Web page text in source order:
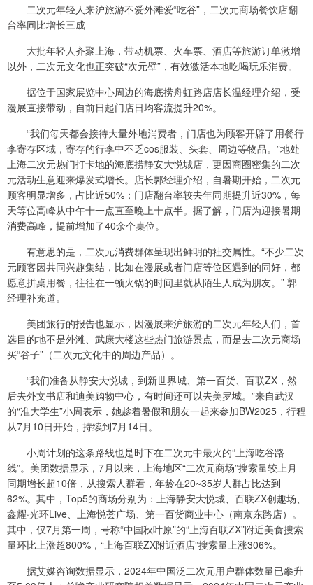
二次元年轻人来沪旅游不爱外滩爱“吃谷”，二次元商场餐饮店翻
台率同比增长三成
大批年轻人齐聚上海，带动机票、火车票、酒店等旅游订单激增
以外，二次元文化也正突破“次元壁”，有效激活本地吃喝玩乐消费。
据位于国家展览中心周边的海底捞舟虹路店店长温经理介绍，受
漫展直接带动，自前日起门店日均客流提升20%。
“我们每天都会接待大量外地消费者，门店也为顾客开辟了用餐行
李寄存区域，寄存的行李中不乏cos服装、头套、周边等物品。”地处
上海二次元热门打卡地的海底捞静安大悦城店，更因商圈密集的二次
元活动生意迎来爆发式增长。店长郭经理介绍，自暑期开始，二次元
顾客明显增多，占比近50%；门店翻台率较去年同期提升近30%，每
天等位高峰从中午十一点直至晚上十点半。据了解，门店为迎接暑期
消费高峰，提前增加了40余个桌位。
有意思的是，二次元消费群体呈现出鲜明的社交属性。“不少二次
元顾客因共同兴趣集结，比如在漫展或者门店等位区遇到的同好，都
愿意拼桌用餐，往往在一顿火锅的时间里就从陌生人成为朋友。” 郭
经理补充道。
美团旅行的报告也显示，因漫展来沪旅游的二次元年轻人们，首
选目的地不是外滩、武康大楼这些热门旅游景点，而是去二次元商场
买“谷子”（二次元文化中的周边产品）。
“我们准备从静安大悦城，到新世界城、第一百货、百联ZX，然
后去外文书店和迪美购物中心，有时间还可以去美罗城。”来自武汉
的“准大学生”小周表示，她趁着暑假和朋友一起来参加BW2025，行程
从7月10日开始，持续到7月14日。
小周计划的这条路线也是时下在二次元中最火的“上海吃谷路
线”。美团数据显示，7月以来，上海地区“二次元商场”搜索量较上月
同期增长超10倍，从搜索人群看，年龄在20~35岁人群占比达到
62%。其中，Top5的商场分别为：上海静安大悦城、百联ZX创趣场、
鑫耀·光环Live、上海悦荟广场、第一百货商业中心（南京东路店）。
其中，仅7月第一周，号称“中国秋叶原”的“上海百联ZX”附近美食搜索
量环比上涨超800%，“上海百联ZX附近酒店”搜索量上涨306%。
据艾媒咨询数据显示，2024年中国泛二次元用户群体数量已攀升